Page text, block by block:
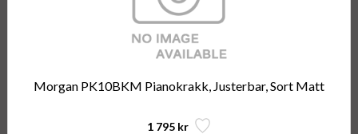
Morgan PK10BKM Pianokrakk, Justerbar, Sort Matt
1 795 kr